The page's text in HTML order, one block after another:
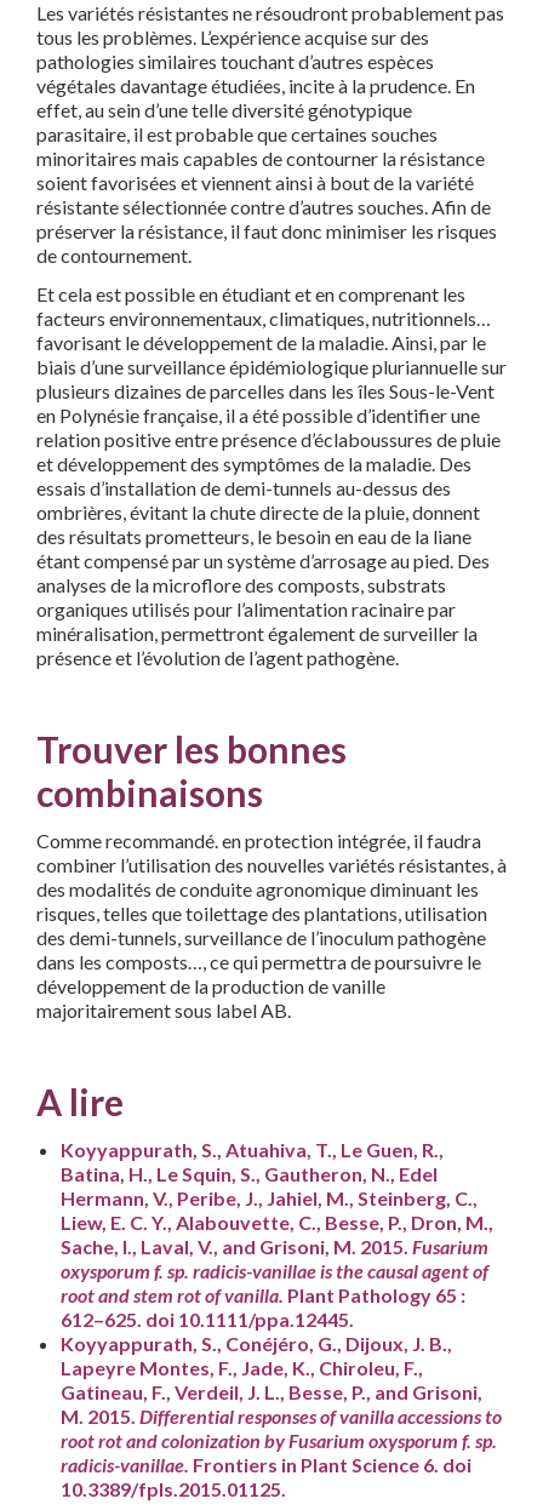
Les variétés résistantes ne résoudront probablement pas
tous les problèmes. L’expérience acquise sur des
pathologies similaires touchant d’autres espèces
végétales davantage étudiées, incite à la prudence. En
effet, au sein d’une telle diversité génotypique
parasitaire, il est probable que certaines souches
minoritaires mais capables de contourner la résistance
soient favorisées et viennent ainsi à bout de la variété
résistante sélectionnée contre d’autres souches. Afin de
préserver la résistance, il faut donc minimiser les risques
de contournement.
Et cela est possible en étudiant et en comprenant les
facteurs environnementaux, climatiques, nutritionnels…
favorisant le développement de la maladie. Ainsi, par le
biais d’une surveillance épidémiologique pluriannuelle sur
plusieurs dizaines de parcelles dans les îles Sous-le-Vent
en Polynésie française, il a été possible d’identifier une
relation positive entre présence d’éclaboussures de pluie
et développement des symptômes de la maladie. Des
essais d’installation de demi-tunnels au-dessus des
ombrières, évitant la chute directe de la pluie, donnent
des résultats prometteurs, le besoin en eau de la liane
étant compensé par un système d’arrosage au pied. Des
analyses de la microflore des composts, substrats
organiques utilisés pour l’alimentation racinaire par
minéralisation, permettront également de surveiller la
présence et l’évolution de l’agent pathogène.
Trouver les bonnes
combinaisons
Comme recommandé. en protection intégrée, il faudra
combiner l’utilisation des nouvelles variétés résistantes, à
des modalités de conduite agronomique diminuant les
risques, telles que toilettage des plantations, utilisation
des demi-tunnels, surveillance de l’inoculum pathogène
dans les composts…, ce qui permettra de poursuivre le
développement de la production de vanille
majoritairement sous label AB.
A lire
Koyyappurath, S., Atuahiva, T., Le Guen, R.,
Batina, H., Le Squin, S., Gautheron, N., Edel
Hermann, V., Peribe, J., Jahiel, M., Steinberg, C.,
Liew, E. C. Y., Alabouvette, C., Besse, P., Dron, M.,
Sache, I., Laval, V., and Grisoni, M. 2015. Fusarium
oxysporum f. sp. radicis-vanillae is the causal agent of
root and stem rot of vanilla. Plant Pathology 65 :
612–625. doi 10.1111/ppa.12445.
Koyyappurath, S., Conéjéro, G., Dijoux, J. B.,
Lapeyre Montes, F., Jade, K., Chiroleu, F.,
Gatineau, F., Verdeil, J. L., Besse, P., and Grisoni,
M. 2015. Differential responses of vanilla accessions to
root rot and colonization by Fusarium oxysporum f. sp.
radicis-vanillae. Frontiers in Plant Science 6. doi
10.3389/fpls.2015.01125.